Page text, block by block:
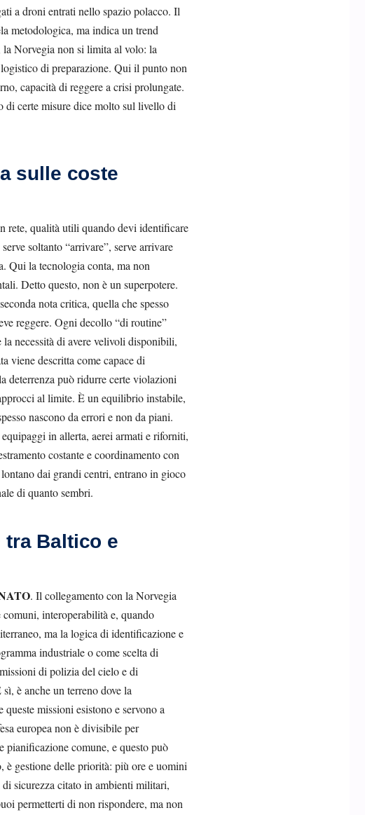
a droni entrati nello spazio polacco. Il
metodologica, ma indica un trend
la Norvegia non si limita al volo: la
di preparazione. Qui il punto non
capacità di reggere a crisi prolungate.
di certe misure dice molto sul livello di
sulle coste
rete, qualità utili quando devi identificare
soltanto “arrivare”, serve arrivare
Qui la tecnologia conta, ma non
Detto questo, non è un superpotere.
nota critica, quella che spesso
reggere. Ogni decollo “di routine”
necessità di avere velivoli disponibili,
viene descritta come capace di
deterrenza può ridurre certe violazioni
al limite. È un equilibrio instabile,
nascono da errori e non da piani.
in allerta, aerei armati e riforniti,
costante e coordinamento con
dai grandi centri, entrano in gioco
di quanto sembri.
tra Baltico e
. Il collegamento con la Norvegia
comuni, interoperabilità e, quando
ma la logica di identificazione e
industriale o come scelta di
di polizia del cielo e di
è anche un terreno dove la
missioni esistono e servono a
europea non è divisibile per
pianificazione comune, e questo può
gestione delle priorità: più ore e uomini
sicurezza citato in ambienti militari,
permetterti di non rispondere, ma non